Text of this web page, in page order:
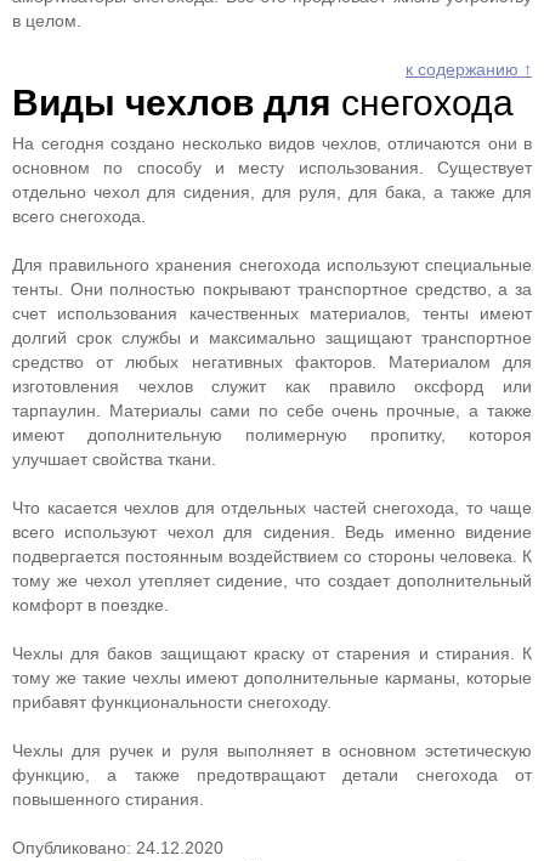
в целом.
к содержанию ↑
Виды чехлов для снегохода
На сегодня создано несколько видов чехлов, отличаются они в
основном по способу и месту использования. Существует
отдельно чехол для сидения, для руля, для бака, а также для
всего снегохода.
Для правильного хранения снегохода используют специальные
тенты. Они полностью покрывают транспортное средство, а за
счет использования качественных материалов, тенты имеют
долгий срок службы и максимально защищают транспортное
средство от любых негативных факторов. Материалом для
изготовления чехлов служит как правило оксфорд или
тарпаулин. Материалы сами по себе очень прочные, а также
имеют дополнительную полимерную пропитку, котороя
улучшает свойства ткани.
Что касается чехлов для отдельных частей снегохода, то чаще
всего используют чехол для сидения. Ведь именно видение
подвергается постоянным воздействием со стороны человека. К
тому же чехол утепляет сидение, что создает дополнительный
комфорт в поездке.
Чехлы для баков защищают краску от старения и стирания. К
тому же такие чехлы имеют дополнительные карманы, которые
прибавят функциональности снегоходу.
Чехлы для ручек и руля выполняет в основном эстетическую
функцию, а также предотвращают детали снегохода от
повышенного стирания.
Опубликовано: 24.12.2020